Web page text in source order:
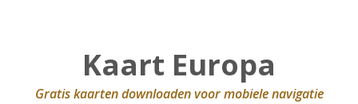
Kaart Europa
Gratis kaarten downloaden voor mobiele navigatie